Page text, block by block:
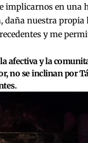
en una
daña nuestra propia
y me
afectiva y la
no se inclinan por